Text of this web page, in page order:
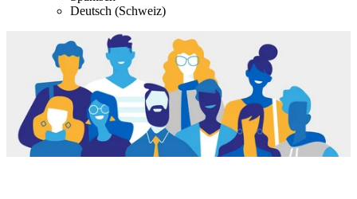
Deutsch (Schweiz)